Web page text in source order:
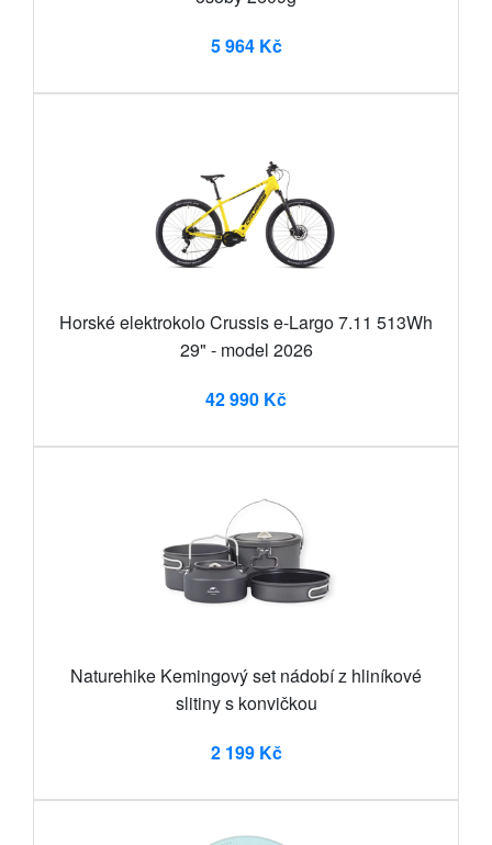
5 964 Kč
Horské elektrokolo Crussis e-Largo 7.11 513Wh
29" - model 2026
42 990 Kč
Naturehike Kemingový set nádobí z hliníkové
slitiny s konvičkou
2 199 Kč